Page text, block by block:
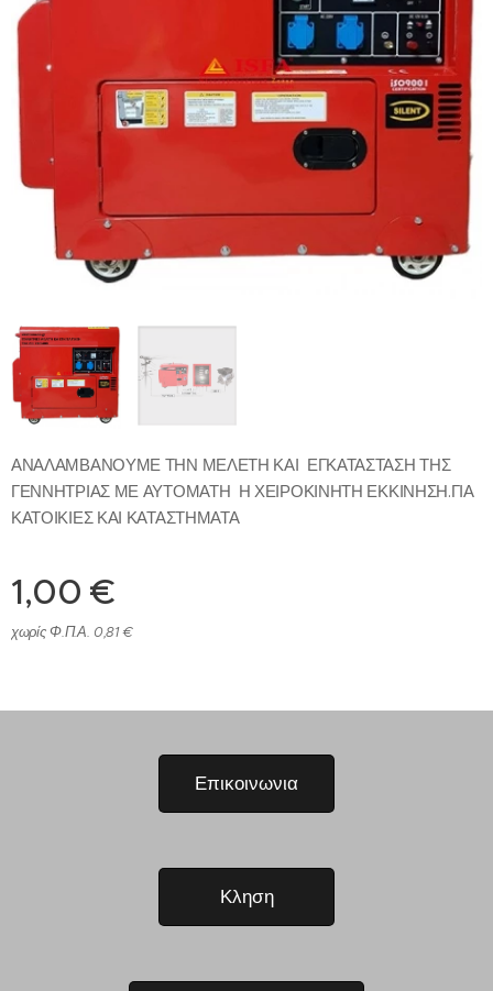
ΑΝΑΛΑΜΒΑΝΟΥΜΕ ΤΗΝ ΜΕΛΕΤΗ ΚΑΙ ΕΓΚΑΤΑΣΤΑΣΗ ΤΗΣ
ΓΕΝΝΗΤΡΙΑΣ ΜΕ ΑΥΤΟΜΑΤΗ Η ΧΕΙΡΟΚΙΝΗΤΗ ΕΚΚΙΝΗΣΗ.ΓΙΑ
ΚΑΤΟΙΚΙΕΣ ΚΑΙ ΚΑΤΑΣΤΗΜΑΤΑ
1,00 €
χωρίς Φ.Π.Α. 0,81 €
Επικοινωνια
Κληση